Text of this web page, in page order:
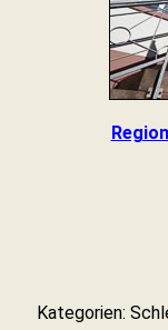
Kategorien: